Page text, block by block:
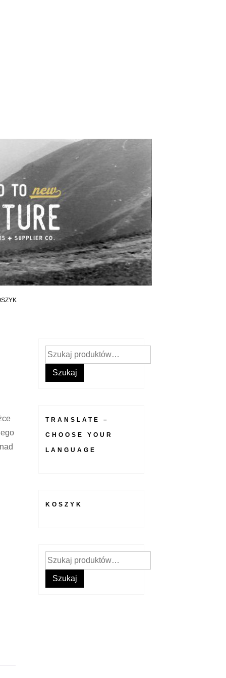
Mapy,
Szukaj:
Szukaj
TRANSLATE –
CHOOSE YOUR
LANGUAGE
KOSZYK
Szukaj:
Szukaj